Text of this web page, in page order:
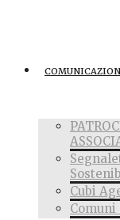
Cubi
Comuni